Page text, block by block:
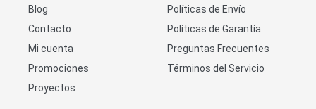
Blog
Contacto
Mi cuenta
Promociones
Proyectos
Políticas de Envío
Políticas de Garantía
Preguntas Frecuentes
Términos del Servicio